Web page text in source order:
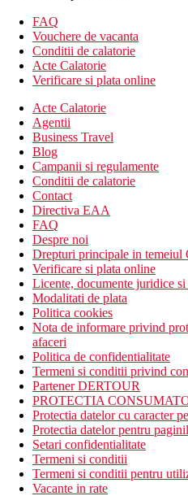
pat supraetajat sau
Vedere peisaj sau mare.
Suita: 2 camere
Hotelul dispune de:
268 camere
hol cu ​​receptie
restaurant principal
taverna greceasca pe
bar pe plaja
bar la piscina si snack-
amfiteatru
minimarket
magazin de cadouri
gradina bine intretinuta
doua piscine, inclusiv o
o piscina pentru copii cu
Sezlonguri, umbrele si
Descrierea plajei
Plaja lunga de nisip cu
Sezlonguri si umbrele
Dusuri si vestiare
Activitati sportive gratuite
aquapark pentru copii
2 terenuri de tenis
tenis de masa
darts
FAQ
Vouchere de vacanta
Conditii de calatorie
Acte Calatorie
Verificare si plata online
Acte Calatorie
Agentii
Business Travel
Blog
Campanii si regulamente
Conditii de calatorie
Contact
Directiva EAA
FAQ
Despre noi
Drepturi principale in temeiul
Verificare si plata online
Licente, documente juridice
Modalitati de plata
Politica cookies
Nota de informare privind
afaceri
Politica de confidentialitate
Termeni si conditii privind
Partener DERTOUR
PROTECTIA
Protectia datelor cu caracter
Protectia datelor pentru
Setari confidentialitate
Termeni si conditii
Termeni si conditii pentru
Vacante in rate